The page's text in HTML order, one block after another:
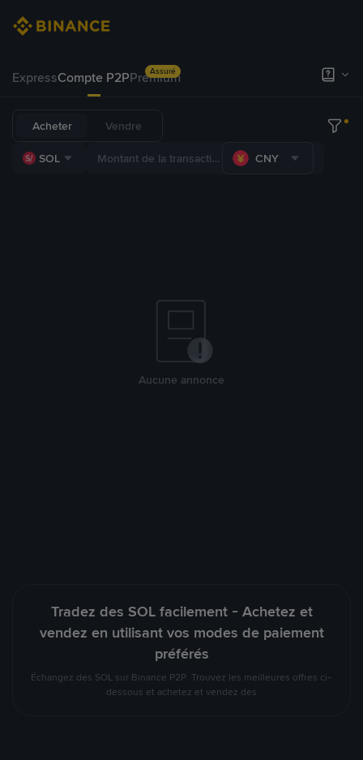
ExpressCompte P2PPremium
Assuré
Acheter Vendre
SOL CNY
Aucune annonce
Tradez des SOL facilement - Achetez et
vendez en utilisant vos modes de paiement
préférés
Échangez des SOL sur Binance P2P. Trouvez les meilleures offres ci-
dessous et achetez et vendez des